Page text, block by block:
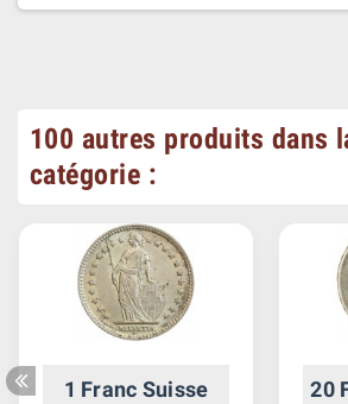
100 autres produits dans
catégorie :
1 Franc Suisse
20